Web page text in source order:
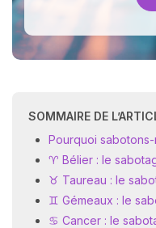
SOMMAIRE DE
Pourquoi
♈ Bélier : le
♉ Taureau : le
♊ Gémeaux : le
♋ Cancer : le